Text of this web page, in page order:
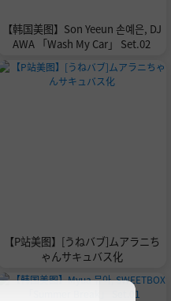
【韩国美图】Son Yeeun 손예은, DJ
AWA 「Wash My Car」 Set.02
【P站美图】[うねバブ]ムアラニち
ゃんサキュバス化